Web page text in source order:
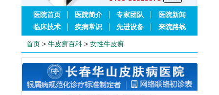
医院首页 医院简介 专家团队
医院新闻
临床技术
疾病常识 先进设备 来院路线
首页 > 牛皮癣百科 > 女性牛皮癣